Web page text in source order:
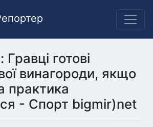
Гравці готові
винагороди, якщо
практика
- Спорт bigmir)net